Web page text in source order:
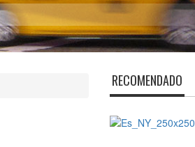
RECOMENDADO